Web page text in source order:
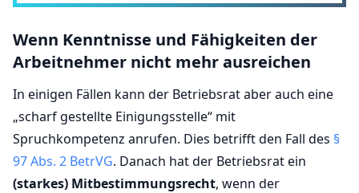
Wenn Kenntnisse und Fähigkeiten der
Arbeitnehmer nicht mehr ausreichen
In einigen Fällen kann der Betriebsrat aber auch eine
„scharf gestellte Einigungsstelle“ mit
Spruchkompetenz anrufen. Dies betrifft den Fall des §
97 Abs. 2 BetrVG. Danach hat der Betriebsrat ein
(starkes) Mitbestimmungsrecht, wenn der